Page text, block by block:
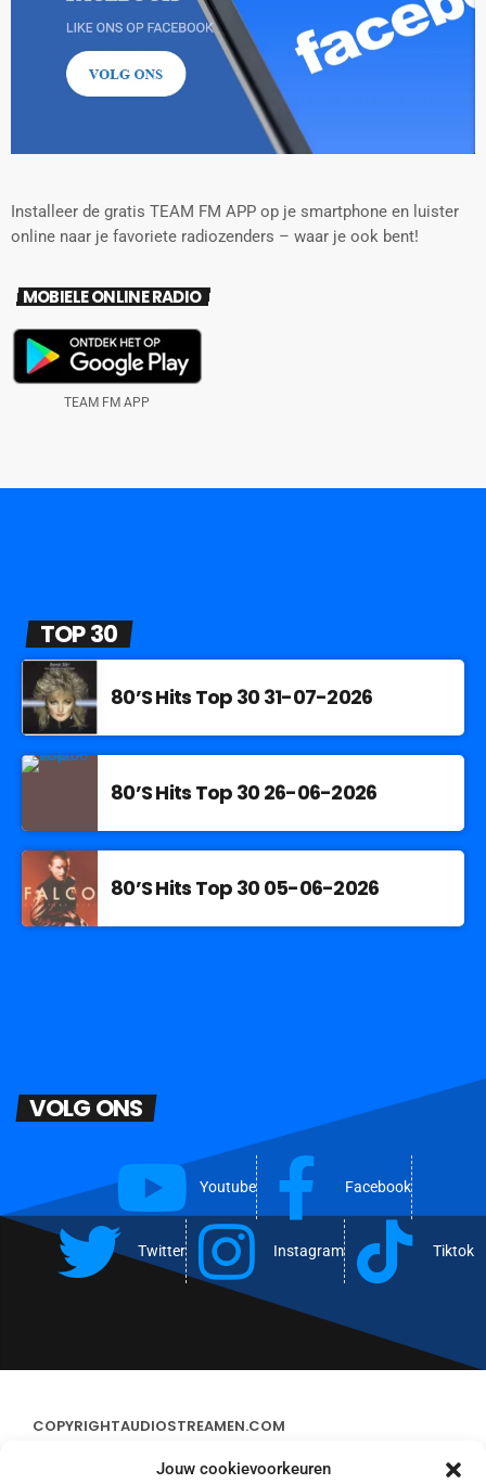
Jouw cookievoorkeuren
Installeer de gratis TEAM FM APP op je smartphone en luister
online naar je favoriete radiozenders – waar je ook bent!
MOBIELE ONLINE RADIO
TEAM FM APP
TOP 30
80’S Hits Top 30 31-07-2026
80’S Hits Top 30 26-06-2026
80’S Hits Top 30 05-06-2026
VOLG ONS
Youtube Facebook
Twitter Instagram Tiktok
COPYRIGHTAUDIOSTREAMEN.COM